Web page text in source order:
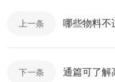
上一条 哪些物料不
下一条 通篇可了解